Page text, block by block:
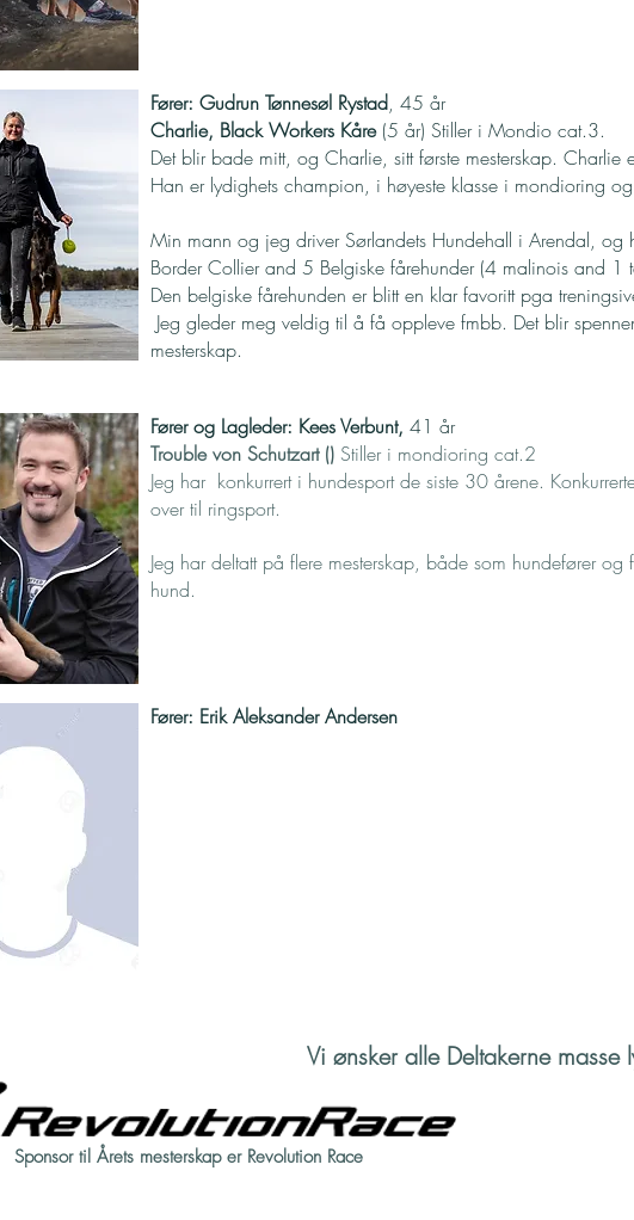
Fører: Gudrun Tønnesøl Rystad, 45 år
Charlie, Black Workers Kåre(5 år) Stiller i Mondio cat.3.
Det blir bade mitt, og Charlie, sitt første mesterskap.
Han er lydighets champion, i høyeste klasse i mondioring
Min mann og jeg driver Sørlandets Hundehall i Arendal,
Border Collier and 5 Belgiske fårehunder (4 malinois and 1
Den belgiske fårehunden er blitt en klar favoritt pga
Jeg gleder meg veldig til å få oppleve fmbb. Det blir
mesterskap.
Fører og Lagleder: Kees Verbunt, 41 år
Trouble von Schutzart () Stiller i mondioring cat.2
Jeg har konkurrert i hundesport de siste 30 årene.
over til ringsport.
Jeg har deltatt på flere mesterskap, både som hundefører
hund.
Fører: Erik Aleksander Andersen
Vi ønsker alle Deltakerne masse
Sponsor til Årets mesterskap er Revolution Race